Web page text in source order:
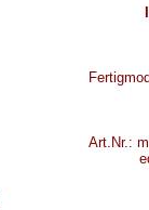
Art.Nr.: